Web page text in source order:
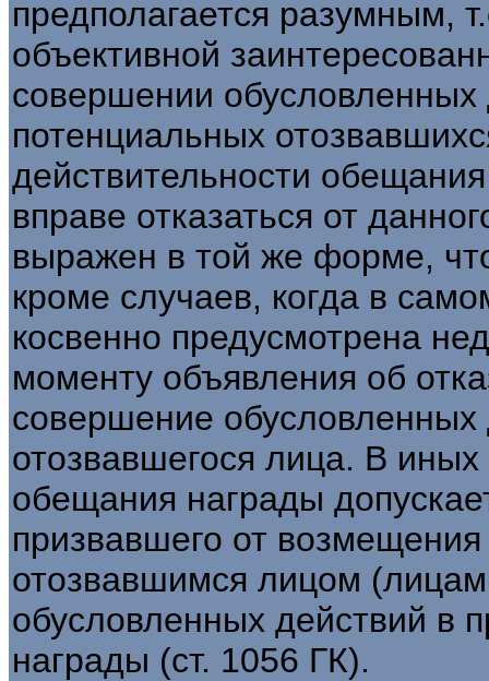
предполагается разумным,
объективной
совершении обусловленных
потенциальных
действительности
вправе отказаться от
выражен в той же форме,
кроме случаев, когда в
косвенно предусмотрена
моменту объявления об
совершение обусловленных
отозвавшегося лица. В
обещания награды
призвавшего от
отозвавшимся лицом
обусловленных действий в
награды (ст. 1056 ГК).